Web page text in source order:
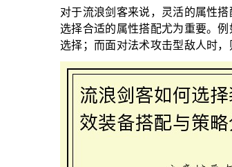
对于流浪剑客来说，灵活的属性
选择合适的属性搭配尤为重要。
选择；而面对法术攻击型敌人时